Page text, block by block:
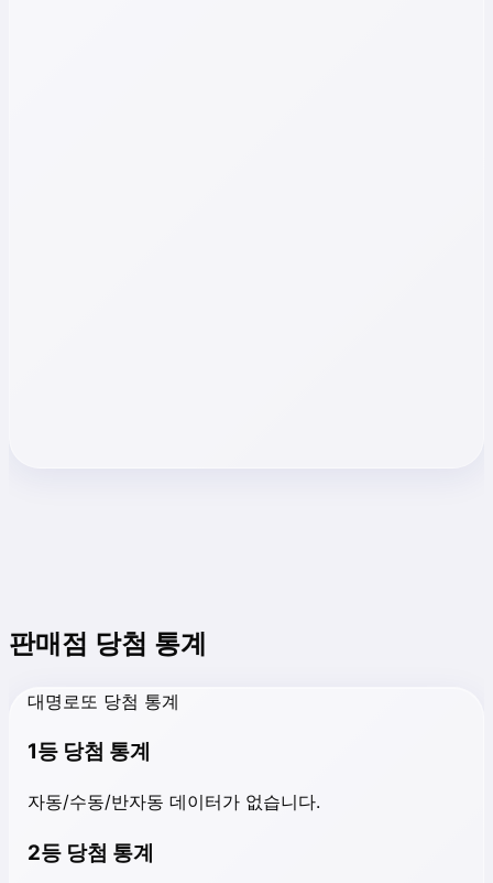
판매점 당첨 통계
대명로또 당첨 통계
1등 당첨 통계
자동/수동/반자동 데이터가 없습니다.
2등 당첨 통계